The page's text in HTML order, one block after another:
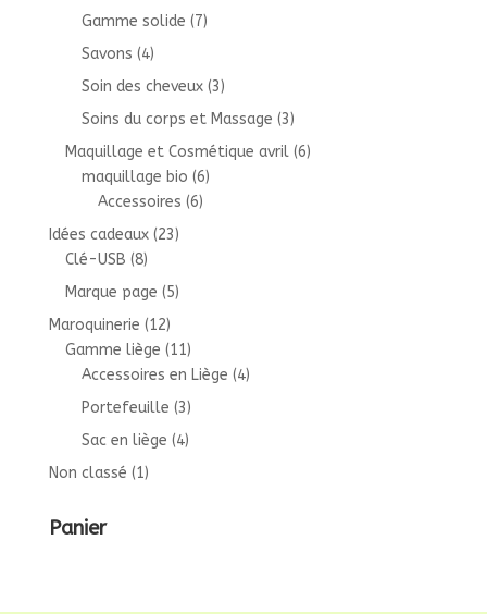
Gamme solide (7)
Savons (4)
Soin des cheveux (3)
Soins du corps et Massage (3)
Maquillage et Cosmétique avril (6)
maquillage bio (6)
Accessoires (6)
Idées cadeaux (23)
Clé-USB (8)
Marque page (5)
Maroquinerie (12)
Gamme liège (11)
Accessoires en Liège (4)
Portefeuille (3)
Sac en liège (4)
Non classé (1)
Panier